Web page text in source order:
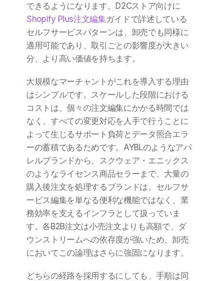
できるようになります。D2Cストア向けに
Shopify Plus注文編集ガイドで詳述している
セルフサービスパターンは、卸売でも同様に
適用可能であり、取引ごとの影響度が大きい
分、より高い価値を持ちます。
大規模なマーチャントがこれを導入する理由
はシンプルです。スケールした段階における
コストは、個々の注文編集にかかる時間では
なく、すべての変更対応を人手で行うことに
よって生じるサポート負荷とデータ照合エラ
ーの蓄積であるためです。AYBLのようなアパ
レルブランドから、スクウェア・エニックス
のようなライセンス商品セラーまで、大量の
購入後注文を処理するブランドは、セルフサ
ービス編集を単なる便利な機能ではなく、業
務効率を支えるインフラとして扱っていま
す。各B2B注文は小売注文よりも高額で、ダ
ウンストリームへの依存度が強いため、卸売
においてこの論理はさらに強固になります。
どちらの経路を採用するにしても、手順は同